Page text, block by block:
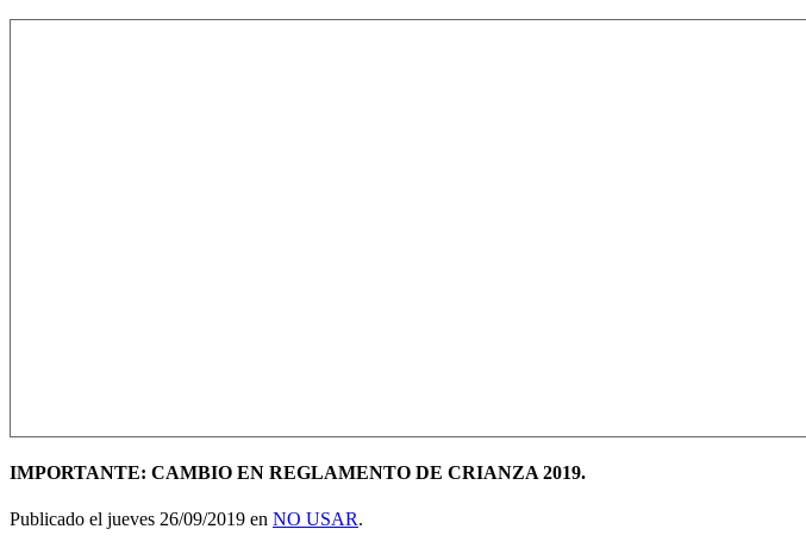
IMPORTANTE: CAMBIO EN REGLAMENTO DE CRIANZA 2019.
Publicado el jueves 26/09/2019 en NO USAR.